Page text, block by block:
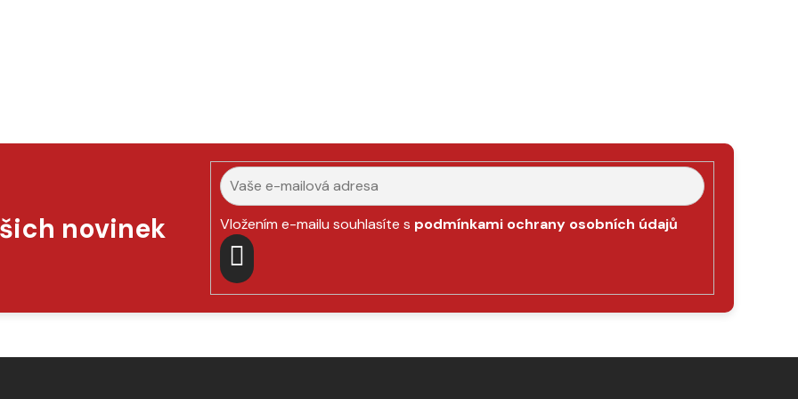
novinek Vložením e-mailu souhlasíte s podmínkami ochrany osobních údajů
PŘIHLÁSIT
SE